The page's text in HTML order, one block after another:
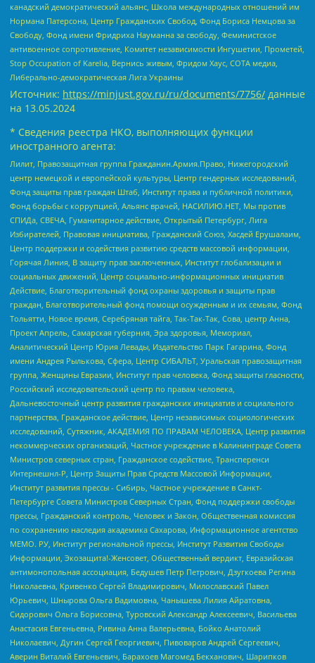
канадский демократический альянс, Школа международных отношений им
Нормана Патерсона, Центр Гражданских Свобод, Фонд Бориса Немцова за
Свободу, Фонд имени Фридриха Науманна за свободу, Феминистское
антивоенное сопротивление, Комитет независимости Ингушетии, Прометей,
Stop Occupation of Karelia, Вернись живым, Фридом Хаус, СОТА медиа,
Либерально-демократическая Лига Украины
Источник: https://minjust.gov.ru/ru/documents/7756/ данные
на 13.05.2024
* Сведения реестра НКО, выполняющих функции
иностранного агента:
Лилит, Правозащитная группа Гражданин.Армия.Право, Нижегородский
центр немецкой и европейской культуры, Центр гендерных исследований,
Фонд защиты прав граждан Штаб, Институт права и публичной политики,
Фонд борьбы с коррупцией, Альянс врачей, НАСИЛИЮ.НЕТ, Мы против
СПИДа, СВЕЧА, Гуманитарное действие, Открытый Петербург, Лига
Избирателей, Правовая инициатива, Гражданский Союз, Хасдей Ерушалаим,
Центр поддержки и содействия развитию средств массовой информации,
Горячая Линия, В защиту прав заключенных, Институт глобализации и
социальных движений, Центр социально-информационных инициатив
Действие, Благотворительный фонд охраны здоровья и защиты прав
граждан, Благотворительный фонд помощи осужденным и их семьям, Фонд
Тольятти, Новое время, Серебряная тайга, Так-Так-Так, Сова, центр Анна,
Проект Апрель, Самарская губерния, Эра здоровья, Мемориал,
Аналитический Центр Юрия Левады, Издательство Парк Гагарина, Фонд
имени Андрея Рылькова, Сфера, Центр СИБАЛЬТ, Уральская правозащитная
группа, Женщины Евразии, Институт прав человека, Фонд защиты гласности,
Российский исследовательский центр по правам человека,
Дальневосточный центр развития гражданских инициатив и социального
партнерства, Гражданское действие, Центр независимых социологических
исследований, Сутяжник, АКАДЕМИЯ ПО ПРАВАМ ЧЕЛОВЕКА, Центр развития
некоммерческих организаций, Частное учреждение в Калининграде Совета
Министров северных стран, Гражданское содействие, Трансперенси
Интернешнл-Р, Центр Защиты Прав Средств Массовой Информации,
Институт развития прессы - Сибирь, Частное учреждение в Санкт-
Петербурге Совета Министров Северных Стран, Фонд поддержки свободы
прессы, Гражданский контроль, Человек и Закон, Общественная комиссия
по сохранению наследия академика Сахарова, Информационное агентство
МЕМО. РУ, Институт региональной прессы, Институт Развития Свободы
Информации, Экозащита!-Женсовет, Общественный вердикт, Евразийская
антимонопольная ассоциация, Бедушев Петр Петрович, Дзугкоева Регина
Николаевна, Кривенко Сергей Владимирович, Милославский Павел
Юрьевич, Шнырова Ольга Вадимовна, Чанышева Лилия Айратовна,
Сидорович Ольга Борисовна, Туровский Александр Алексеевич, Васильева
Анастасия Евгеньевна, Ривина Анна Валерьевна, Бойко Анатолий
Николаевич, Дугин Сергей Георгиевич, Пивоваров Андрей Сергеевич,
Аверин Виталий Евгеньевич, Барахоев Магомед Бекханович, Шарипков